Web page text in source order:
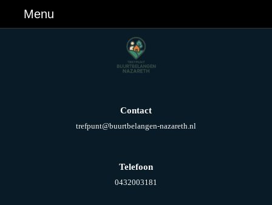
Menu
Contact
trefpunt@buurtbelangen-nazareth.nl
Telefoon
0432003181